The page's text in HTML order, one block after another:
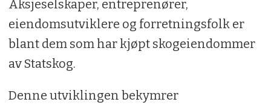
Aksjeselskaper, entreprenører,
eiendomsutviklere og forretningsfolk er
blant dem som har kjøpt skogeiendommer
av Statskog.
Denne utviklingen bekymrer